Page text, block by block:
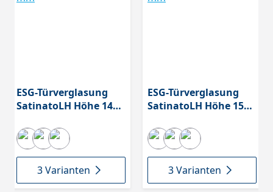
ESG-Türverglasung
SatinatoLH Höhe 1420
3 Varianten
ESG-Türverglasung
SatinatoLH Höhe 1545
3 Varianten